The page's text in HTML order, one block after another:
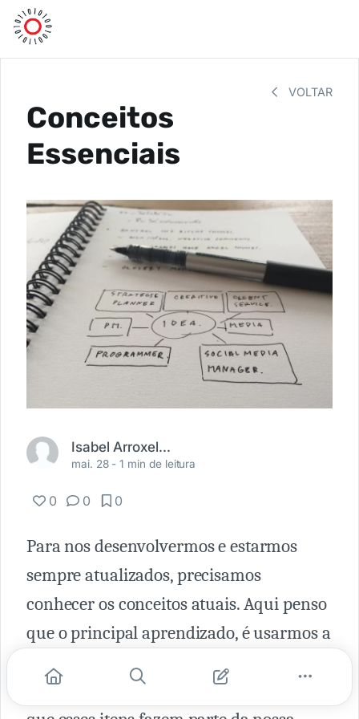
VOLTAR
Conceitos
Essenciais
Isabel Arroxellas Arthou
mai. 28 -1 min de leitura
0 0 0
Para nos desenvolvermos e estarmos
sempre atualizados, precisamos
conhecer os conceitos atuais. Aqui penso
que o principal aprendizado, é usarmos a
tecnologia e aos robôs. É preciso assumir